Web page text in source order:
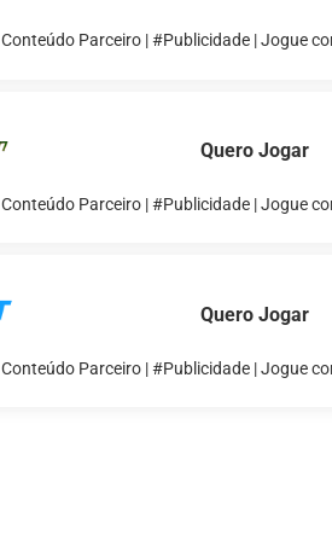
Conteúdo Parceiro | #Publicidade | Jogue
Quero Jogar
Conteúdo Parceiro | #Publicidade | Jogue
Quero Jogar
Conteúdo Parceiro | #Publicidade | Jogue